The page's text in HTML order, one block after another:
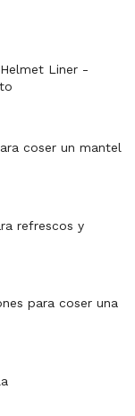
Liner -
coser un mantel
refrescos y
para coser una